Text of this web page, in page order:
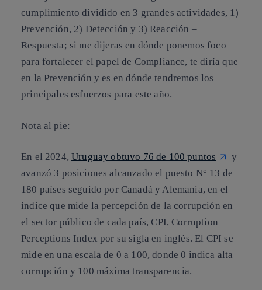
cumplimiento dividido en 3 grandes actividades, 1)
Prevención, 2) Detección y 3) Reacción –
Respuesta; si me dijeras en dónde ponemos foco
para fortalecer el papel de Compliance, te diría que
en la Prevención y es en dónde tendremos los
principales esfuerzos para este año.
Nota al pie:
En el 2024,Uruguay obtuvo 76 de 100 puntos
y
avanzó 3 posiciones alcanzado el puesto N° 13 de
180 países seguido por Canadá y Alemania, en el
índice que mide la percepción de la corrupción en
el sector público de cada país, CPI, Corruption
Perceptions Index por su sigla en inglés. El CPI se
mide en una escala de 0 a 100, donde 0 indica alta
corrupción y 100 máxima transparencia.